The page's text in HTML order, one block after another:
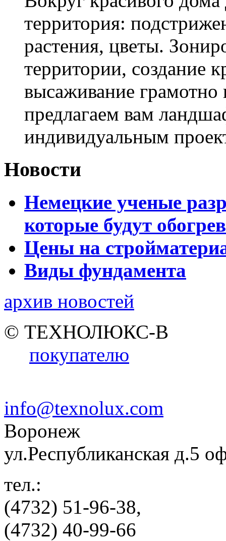
территория:
растения, цветы.
территории, создание
высаживание
предлагаем вам
индивидуальным
Новости
Немецкие ученые
которые будут
Цены на
Виды фундамента
архив новостей
© ТЕХНОЛЮКС-В
покупателю
info@texnolux.com
Воронеж
ул.Республиканская д.5
тел.:
(4732) 51-96-38,
(4732) 40-99-66